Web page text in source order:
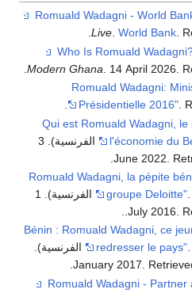
Live.World Bank.
.
Modern Ghana . 14 April 2026 .
.
"Romuald Wadagni:
Présidentielle 2016" .
"Qui est Romuald Wadagni,
l'économie du
(in الفرنسية). 3
June 2022 .
.
"Romuald Wadagni, la pépite
groupe Deloitte"
(in الفرنسية). 1
July 2016 .
.
"Bénin : Romuald Wadagni, ce
redresser le pays"
(in الفرنسية).
.
.